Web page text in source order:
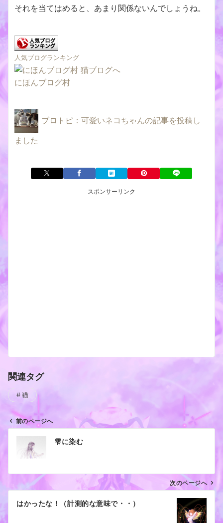
それを当てはめると、あまり関係ないんでしょうね。
人気ブログランキング
にほんブログ村
ブロトピ：可愛いネコちゃんの記事を投稿し
ました
スポンサーリンク
関連タグ
猫
ビ
前のページへ
雫に染む
次のページへ
はかったな！（計測的な意味で・・）